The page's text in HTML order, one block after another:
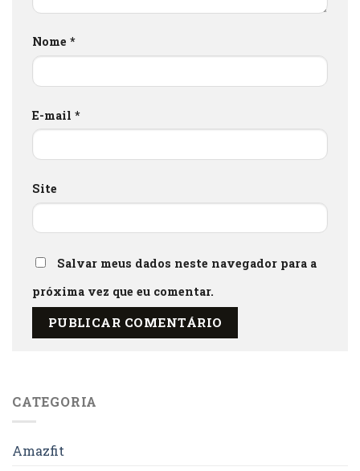
Nome *
E-mail *
Site
Salvar meus dados neste navegador para a
próxima vez que eu comentar.
CATEGORIA
Amazfit